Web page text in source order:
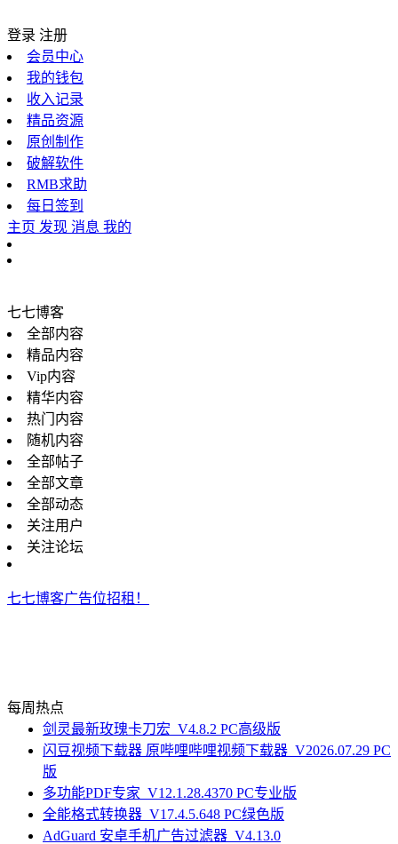
登录 注册
会员中心
我的钱包
收入记录
精品资源
原创制作
破解软件
RMB求助
每日签到
主页 发现 消息 我的
七七博客
全部内容
精品内容
Vip内容
精华内容
热门内容
随机内容
全部帖子
全部文章
全部动态
关注用户
关注论坛
七七博客广告位招租！
每周热点
剑灵最新玫瑰卡刀宏_V4.8.2 PC高级版
闪豆视频下载器 原哔哩哔哩视频下载器_V2026.07.29 PC
版
多功能PDF专家_V12.1.28.4370 PC专业版
全能格式转换器_V17.4.5.648 PC绿色版
AdGuard 安卓手机广告过滤器_V4.13.0